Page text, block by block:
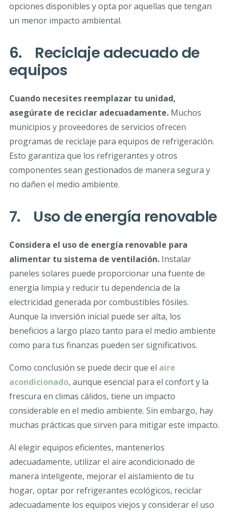
opciones disponibles y opta por aquellas que tengan
un menor impacto ambiental.
6. Reciclaje adecuado de
equipos
Cuando necesites reemplazar tu unidad,
asegúrate de reciclar adecuadamente.Muchos
municipios y proveedores de servicios ofrecen
programas de reciclaje para equipos de refrigeración.
Esto garantiza que los refrigerantes y otros
componentes sean gestionados de manera segura y
no dañen el medio ambiente.
7. Uso de energía renovable
Considera el uso de energía renovable para
alimentar tu sistema de ventilación.Instalar
paneles solares puede proporcionar una fuente de
energía limpia y reducir tu dependencia de la
electricidad generada por combustibles fósiles.
Aunque la inversión inicial puede ser alta, los
beneficios a largo plazo tanto para el medio ambiente
como para tus finanzas pueden ser significativos.
Como conclusión se puede decir que el aire
acondicionado, aunque esencial para el confort y la
frescura en climas cálidos, tiene un impacto
considerable en el medio ambiente. Sin embargo, hay
muchas prácticas que sirven para mitigar este impacto.
Al elegir equipos eficientes, mantenerlos
adecuadamente, utilizar el aire acondicionado de
manera inteligente, mejorar el aislamiento de tu
hogar, optar por refrigerantes ecológicos, reciclar
adecuadamente los equipos viejos y considerar el uso